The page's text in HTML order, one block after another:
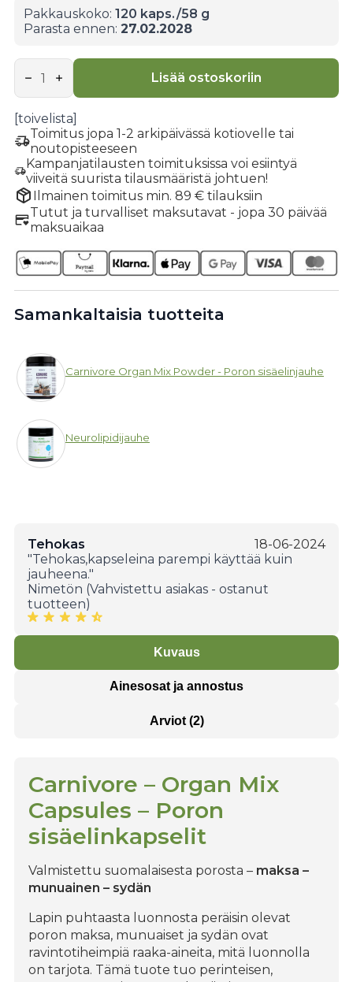
Pakkauskoko: 120 kaps./58 g
Parasta ennen: 27.02.2028
Carnivore
Organ
Capsules
-
Poron
sisäelinkapselit
määrä
Lisää ostoskoriin
[toivelista]
Toimitus jopa 1-2 arkipäivässä kotiovelle tai
noutopisteeseen
Kampanjatilausten toimituksissa voi esiintyä
viiveitä suurista tilausmääristä johtuen!
Ilmainen toimitus min. 89 € tilauksiin
Tutut ja turvalliset maksutavat - jopa 30 päivää
maksuaikaa
Samankaltaisia tuotteita
Carnivore Organ Mix Powder - Poron sisäelinjauhe
Neurolipidijauhe
Tehokas
18-06-2024
"Tehokas,kapseleina parempi käyttää kuin
jauheena."
Nimetön (Vahvistettu asiakas - ostanut
tuotteen)
Kuvaus
Ainesosat ja annostus
Arviot (2)
Carnivore – Organ Mix
Capsules – Poron
sisäelinkapselit
Valmistettu suomalaisesta porosta – maksa –
munuainen – sydän
Lapin puhtaasta luonnosta peräisin olevat
poron maksa, munuaiset ja sydän ovat
ravintotiheimpiä raaka-aineita, mitä luonnolla
on tarjota. Tämä tuote tuo perinteisen,